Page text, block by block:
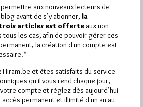
aux nouveaux lecteurs de
avant de s’y abonner, la
articles est offerte aux non
tous les cas, afin de pouvoir gérer ces
la création d'un compte est
Hiram.be et êtes satisfaits du service
qu'il vous rend chaque jour,
compte et réglez dès aujourd’hui
permanent et illimité d'un an au